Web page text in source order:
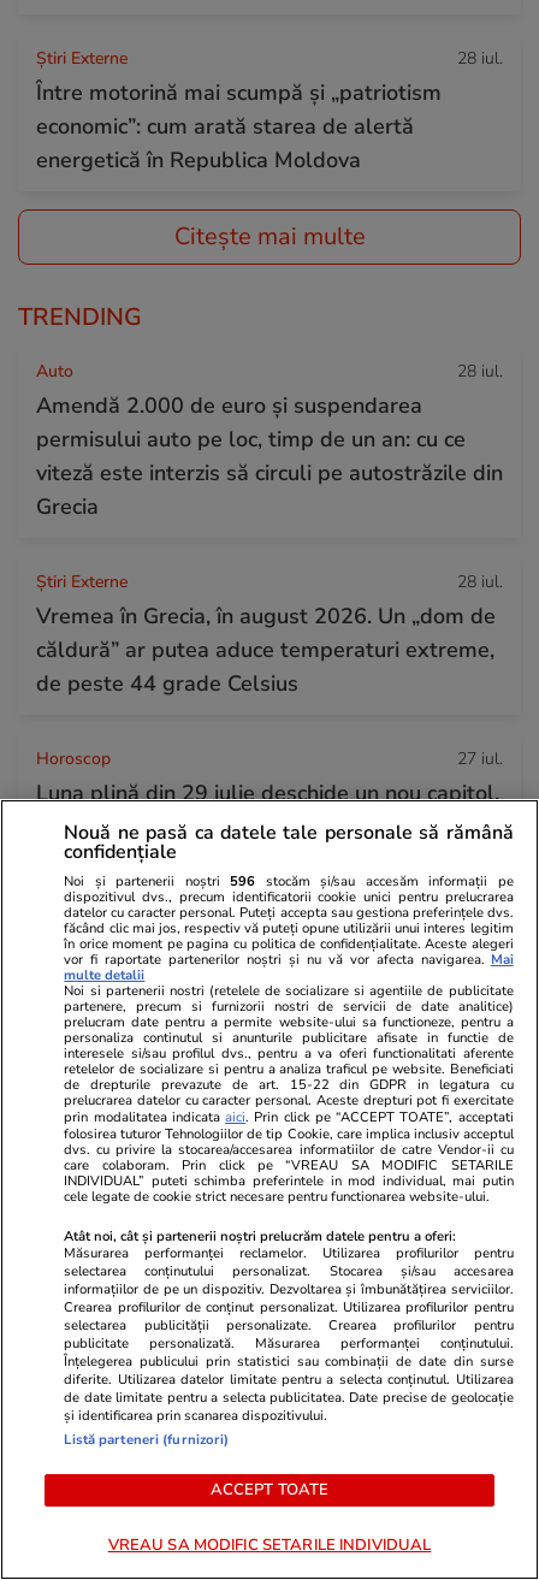
Știri Externe 28 iul.
Între motorină mai scumpă și „patriotism
economic”: cum arată starea de alertă
energetică în Republica Moldova
Citește mai multe
TRENDING
Auto 28 iul.
Amendă 2.000 de euro și suspendarea
permisului auto pe loc, timp de un an: cu ce
viteză este interzis să circuli pe autostrăzile din
Grecia
Știri Externe 28 iul.
Vremea în Grecia, în august 2026. Un „dom de
căldură” ar putea aduce temperaturi extreme,
de peste 44 grade Celsius
Horoscop 27 iul.
Luna plină din 29 iulie deschide un nou capitol.
Este momentul astral care îți poate schimba
direcția vieții
Horoscop 28 iul.
Horoscop 29 iulie 2026. Săgetătorii au șansa
de a descoperi că o anumită doză de
flexibilitate interioară le este de mare folos
Lifestyle 28 iul.
Amendă de 350 de euro pentru
șoferii care lasă mașina pornită ca
să-și cumpere cafea sau gustări,
Vacanțe și
la ea: nu
Nouă ne pasă ca datele tale personale să rămână
confidențiale
Noi și partenerii noștri 596 stocăm și/sau accesăm informații pe
dispozitivul dvs., precum identificatorii cookie unici pentru prelucrarea
datelor cu caracter personal. Puteți accepta sau gestiona preferințele dvs.
făcând clic mai jos, respectiv vă puteți opune utilizării unui interes legitim
în orice moment pe pagina cu politica de confidențialitate. Aceste alegeri
vor fi raportate partenerilor noștri și nu vă vor afecta navigarea. Mai
multe detalii
Noi si partenerii nostri (retelele de socializare si agentiile de publicitate
partenere, precum si furnizorii nostri de servicii de date analitice)
prelucram date pentru a permite website-ului sa functioneze, pentru a
personaliza continutul si anunturile publicitare afisate in functie de
interesele si/sau profilul dvs., pentru a va oferi functionalitati aferente
retelelor de socializare si pentru a analiza traficul pe website. Beneficiati
de drepturile prevazute de art. 15-22 din GDPR in legatura cu
prelucrarea datelor cu caracter personal. Aceste drepturi pot fi exercitate
prin modalitatea indicataaici. Prin click pe “ACCEPT TOATE”, acceptati
folosirea tuturor Tehnologiilor de tip Cookie, care implica inclusiv acceptul
dvs. cu privire la stocarea/accesarea informatiilor de catre Vendor-ii cu
care colaboram. Prin click pe “VREAU SA MODIFIC SETARILE
INDIVIDUAL” puteti schimba preferintele in mod individual, mai putin
cele legate de cookie strict necesare pentru functionarea website-ului.
Atât noi, cât și partenerii noștri prelucrăm datele pentru a oferi:
Măsurarea performanței reclamelor. Utilizarea profilurilor pentru
selectarea conținutului personalizat. Stocarea și/sau accesarea
informațiilor de pe un dispozitiv. Dezvoltarea și îmbunătățirea serviciilor.
Crearea profilurilor de conținut personalizat. Utilizarea profilurilor pentru
selectarea publicității personalizate. Crearea profilurilor pentru
publicitate personalizată. Măsurarea performanței conținutului.
Înțelegerea publicului prin statistici sau combinații de date din surse
diferite. Utilizarea datelor limitate pentru a selecta conținutul. Utilizarea
de date limitate pentru a selecta publicitatea. Date precise de geolocație
și identificarea prin scanarea dispozitivului.
Listă parteneri (furnizori)
ACCEPT TOATE
VREAU SA MODIFIC SETARILE INDIVIDUAL